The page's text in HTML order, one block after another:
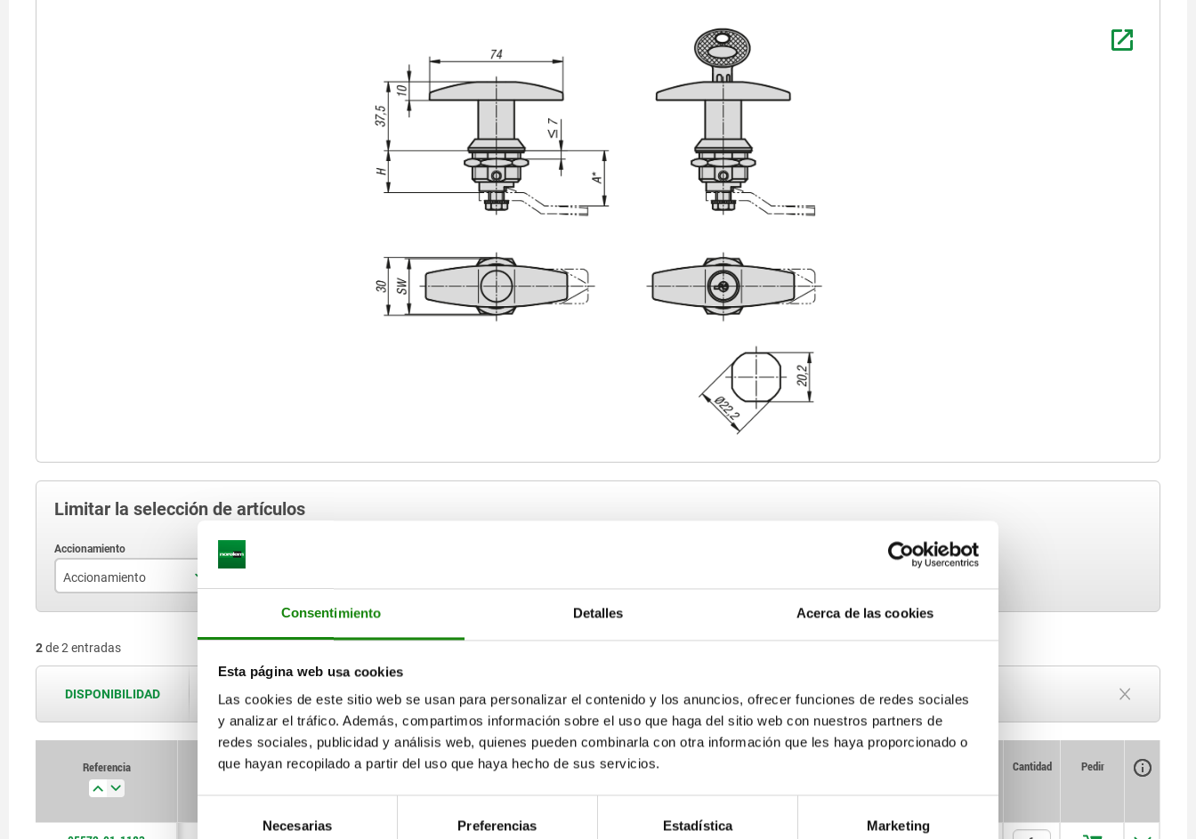
Consentimiento Detalles Acerca de las cookies
Esta página web usa cookies
Las cookies de este sitio web se usan para personalizar el contenido y los anuncios, ofrecer funciones de redes sociales
y analizar el tráfico. Además, compartimos información sobre el uso que haga del sitio web con nuestros partners de
redes sociales, publicidad y análisis web, quienes pueden combinarla con otra información que les haya proporcionado o
que hayan recopilado a partir del uso que haya hecho de sus servicios.
de
Necesarias Preferencias Estadística Marketing
Limitar la selección de artículos
Accionamiento
empuñadura en T
empuñadura en T con cierre
18,5
2de 2 entradas
DISPONIBILIDAD Las disponibilidades se actualizan varias veces al día a intervalos regulares.
17+ días
Actualmente agotado
Referencia
Cantidad Pedir